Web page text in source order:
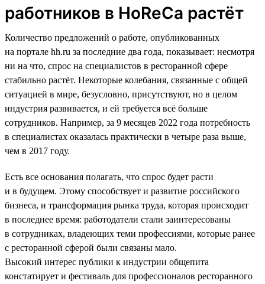
работников в HoReCa растёт
Количество предложений о работе, опубликованных
на портале hh.ru за последние два года, показывает: несмотря
ни на что, спрос на специалистов в ресторанной сфере
стабильно растёт. Некоторые колебания, связанные с общей
ситуацией в мире, безусловно, присутствуют, но в целом
индустрия развивается, и ей требуется всё больше
сотрудников. Например, за 9 месяцев 2022 года потребность
в специалистах оказалась практически в четыре раза выше,
чем в 2017 году.
Есть все основания полагать, что спрос будет расти
и в будущем. Этому способствует и развитие российского
бизнеса, и трансформация рынка труда, которая происходит
в последнее время: работодатели стали заинтересованы
в сотрудниках, владеющих теми профессиями, которые ранее
с ресторанной сферой были связаны мало.
Высокий интерес публики к индустрии общепита
констатирует и фестиваль для профессионалов ресторанного